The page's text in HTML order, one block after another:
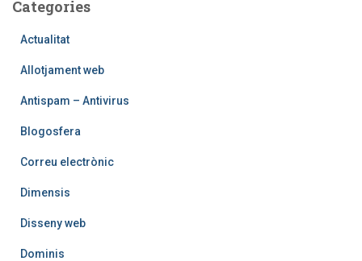
les
entrades
Categories
Actualitat
Allotjament web
Antispam – Antivirus
Blogosfera
Correu electrònic
Dimensis
Disseny web
Dominis